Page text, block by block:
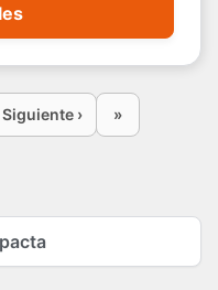
Siguiente › »